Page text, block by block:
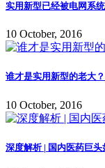
实用新型已经被电网系
10 October, 2016
谁才是实用新型的老大？
10 October, 2016
深度解析 | 国内医药巨